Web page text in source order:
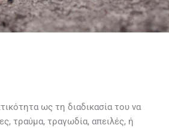
ως τη διαδικασία του να
τραύμα, τραγωδία, απειλές, ή